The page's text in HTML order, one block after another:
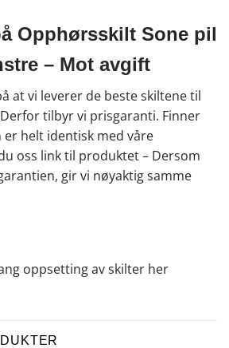
Opphørsskilt Sone pil
– Mot avgift
at vi leverer de beste skiltene til
tilbyr vi prisgaranti. Finner
helt identisk med våre
oss link til produktet – Dersom
gir vi nøyaktig samme
oppsetting av skilter her